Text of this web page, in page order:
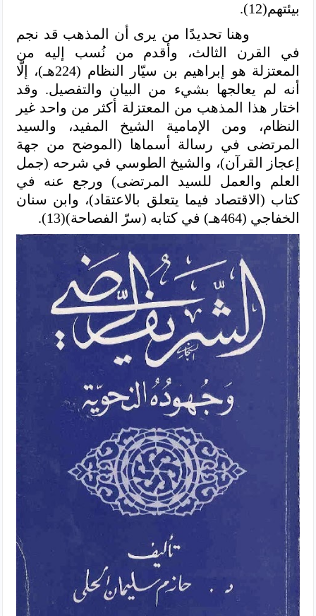
بيئتهم(12).
وهنا تحديدًا من يرى أن المذهب قد نجم
في القرن الثالث، وأقدم من نُسب إليه من
المعتزلة هو إبراهيم بن سيّار النظام (224هـ)، إلّا
أنه لم يعالجها بشيء من البيان والتفصيل. وقد
اختار هذا المذهب من المعتزلة أكثر من واحد غير
النظام، ومن الإمامية الشيخ المفيد، والسيد
المرتضى في رسالة أسماها (الموضح من جهة
إعجاز القرآن)، والشيخ الطوسي في شرحه (جمل
العلم والعمل للسيد المرتضى) ورجع عنه في
كتاب (الاقتصاد فيما يتعلق بالاعتقاد)، وابن سنان
الخفاجي (464هـ) في كتابه (سرّ الفصاحة)(13).